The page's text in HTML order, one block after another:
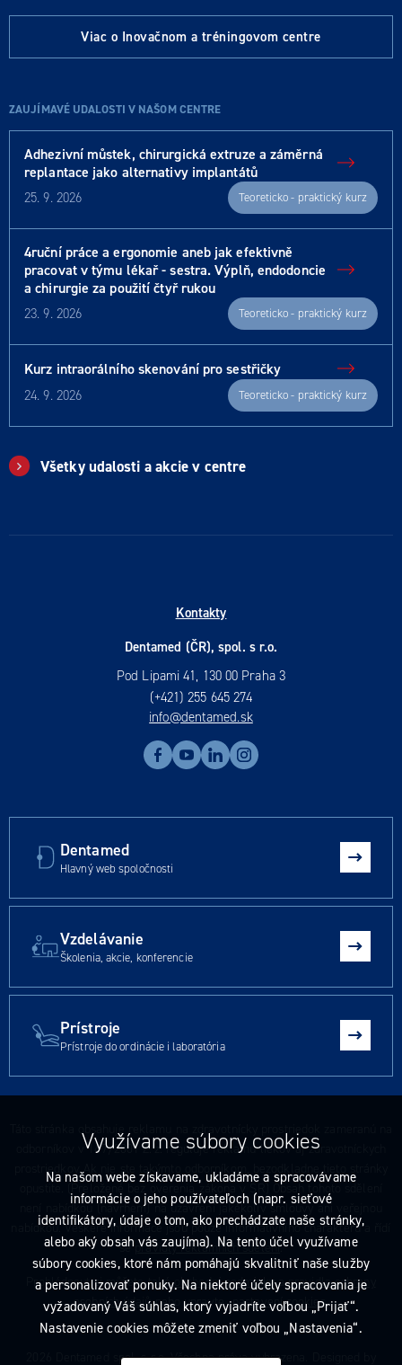
Viac o Inovačnom a tréningovom centre
ZAUJÍMAVÉ UDALOSTI V NAŠOM CENTRE
Adhezivní můstek, chirurgická extruze a záměrná
replantace jako alternativy implantátů
25. 9. 2026 Teoreticko - praktický kurz
4ruční práce a ergonomie aneb jak efektivně
pracovat v týmu lékař - sestra. Výplň, endodoncie
a chirurgie za použití čtyř rukou
23. 9. 2026 Teoreticko - praktický kurz
Kurz intraorálního skenování pro sestřičky
24. 9. 2026 Teoreticko - praktický kurz
Všetky udalosti a akcie v centre
Kontakty
Dentamed (ČR), spol. s r.o.
Pod Lipami 41, 130 00 Praha 3
(+421) 255 645 274
info@dentamed.sk
Dentamed
Hlavný web spoločnosti
Vzdelávanie
Školenia, akcie, konferencie
Prístroje
Prístroje do ordinácie i laboratória
odborníkov v 147/2001 Z. z. reguluje reklamu liekov aj zdravotníckych
prostriedkov Ak nie ste takýmto odborníkom, bezodkladne tieto stránky
opustite. (Preložené bez overenia zákona v SR) Obsah tohoto sdělení
není nabídkou (návrhem) na uzavření jakékoliv smlouvy ani veřejnou
nabídkou. Veškeré informace jsou pouze informativního charakteru a řídí
se pravidly reklamních sdělení.
Prohlédnout si můžete také obchodní podmínkyapravidla ochrany
osobních údajůnebo upravte nastavení cookies.
2026 Dentamed spol. s r.o. Všechna práva vyhrazena. Designed by
Využívame súbory cookies
Na našom webe získavame, ukladáme a spracovávame
informácie o jeho používateľoch (napr. sieťové
identifikátory, údaje o tom, ako prechádzate naše stránky,
alebo aký obsah vás zaujíma). Na tento účel využívame
súbory cookies, ktoré nám pomáhajú skvalitniť naše služby
a personalizovať ponuky. Na niektoré účely spracovania je
vyžadovaný Váš súhlas, ktorý vyjadríte voľbou „Prijať“.
Nastavenie cookies môžete zmeniť voľbou „Nastavenia“.